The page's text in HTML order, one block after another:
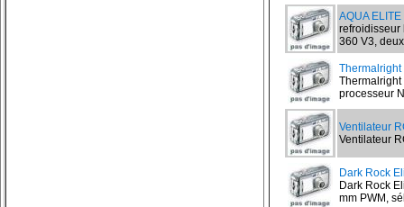
AQUA
refroidisseur
360 V3,
Thermalright
processeur
Ventilateur
Ventilateur
Dark Rock
Dark Rock
mm PWM,